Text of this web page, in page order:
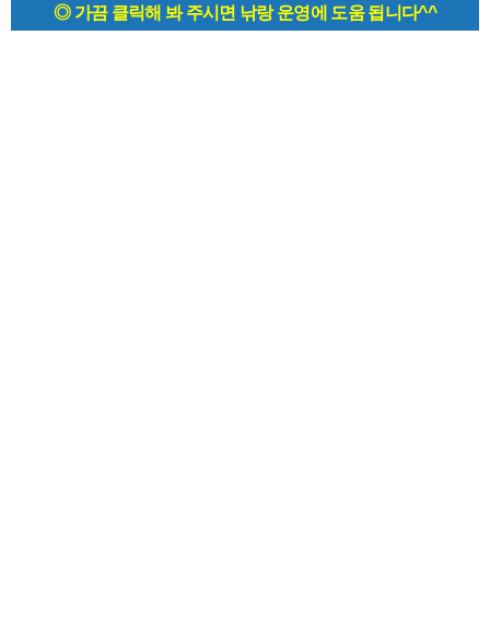
◎ 가끔 클릭해 봐 주시면 낚랑 운영에 도움 됩니다^^